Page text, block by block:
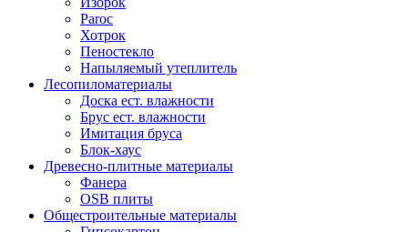
Paroc
Хотрок
Пеностекло
Напыляемый утеплитель
Лесопиломатериалы
Доска ест. влажности
Брус ест. влажности
Имитация бруса
Блок-хаус
Древесно-плитные материалы
Фанера
OSB плиты
Общестроительные материалы